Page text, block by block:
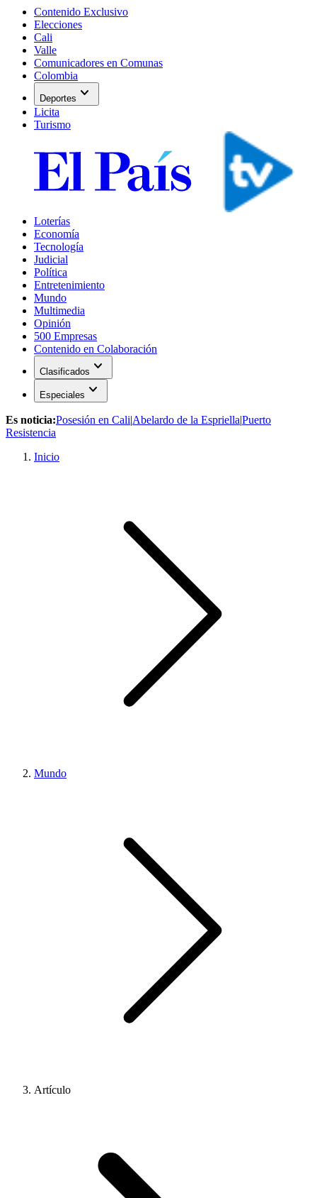
Contenido Exclusivo
Elecciones
Cali
Valle
Comunicadores en Comunas
Colombia
Deportes expand_more
Licita
Turismo
Loterías
Economía
Tecnología
Judicial
Política
Entretenimiento
Mundo
Multimedia
Opinión
500 Empresas
Contenido en Colaboración
Clasificados expand_more
Especiales expand_more
Es noticia:Posesión en Cali|Abelardo de la Espriella|Puerto
Resistencia
Inicio
Mundo
Artículo